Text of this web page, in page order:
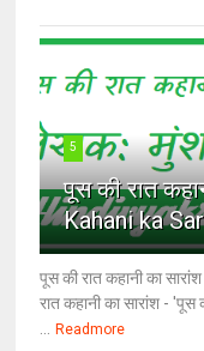
5
पूस की रात
Kahani ka
पूस की रात कहानी का
रात कहानी का सारांश - 'पूस
Readmore